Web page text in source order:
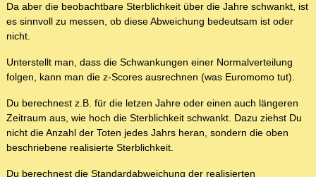
Da aber die beobachtbare Sterblichkeit über die Jahre schwankt, ist
es sinnvoll zu messen, ob diese Abweichung bedeutsam ist oder
nicht.
Unterstellt man, dass die Schwankungen einer Normalverteilung
folgen, kann man die z-Scores ausrechnen (was Euromomo tut).
Du berechnest z.B. für die letzen Jahre oder einen auch längeren
Zeitraum aus, wie hoch die Sterblichkeit schwankt. Dazu ziehst Du
nicht die Anzahl der Toten jedes Jahrs heran, sondern die oben
beschriebene realisierte Sterblichkeit.
Du berechnest die Standardabweichung der realisierten